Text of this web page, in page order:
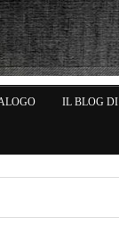
IL BLOG